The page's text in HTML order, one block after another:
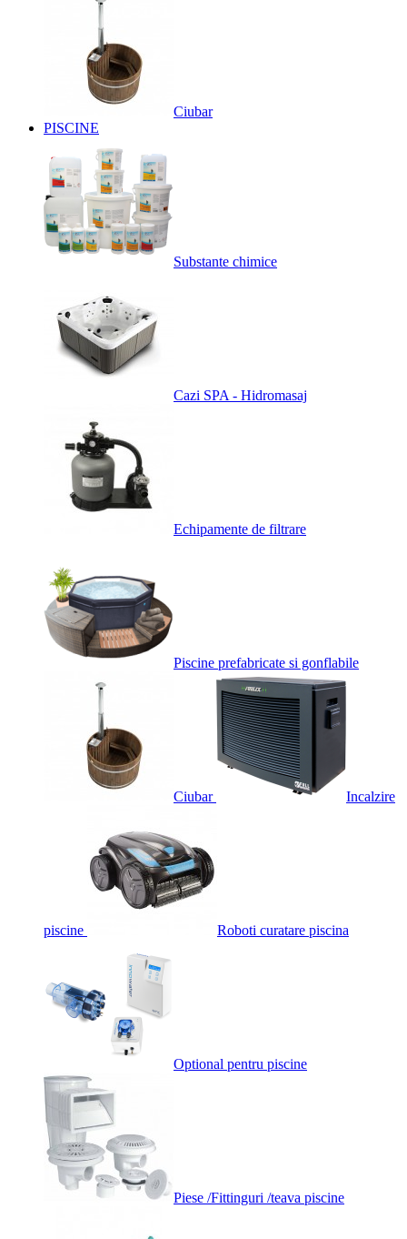
Ciubar
PISCINE
Substante chimice
Cazi SPA - Hidromasaj
Echipamente de filtrare
Piscine prefabricate si gonflabile
Ciubar Incalzire
piscine Roboti curatare piscina
Optional pentru piscine
Piese /Fittinguri /teava piscine